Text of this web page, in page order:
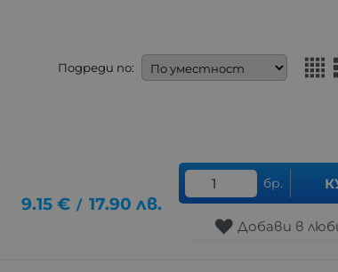
Подреди по:
9.15 € / 17.90 лв.
бр.
Добави в